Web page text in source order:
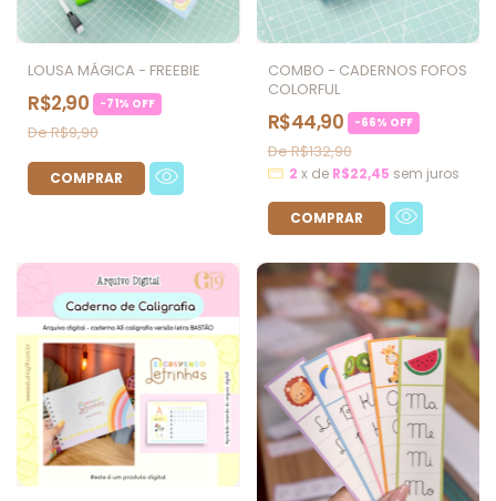
LOUSA MÁGICA - FREEBIE
R$2,90 -71% OFF
R$9,90
COMBO - CADERNOS FOFOS
COLORFUL
R$44,90 -66% OFF
R$132,90
2 x de R$22,45 sem juros